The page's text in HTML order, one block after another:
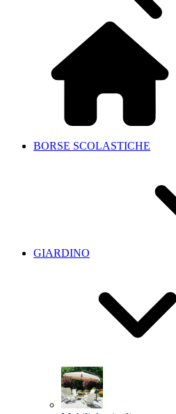
BORSE SCOLASTICHE
GIARDINO